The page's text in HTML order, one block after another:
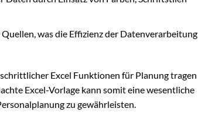
was die Effizienz der Datenverarbeitung
Excel Funktionen für Planung tragen
Excel-Vorlage kann somit eine wesentliche
zu gewährleisten.